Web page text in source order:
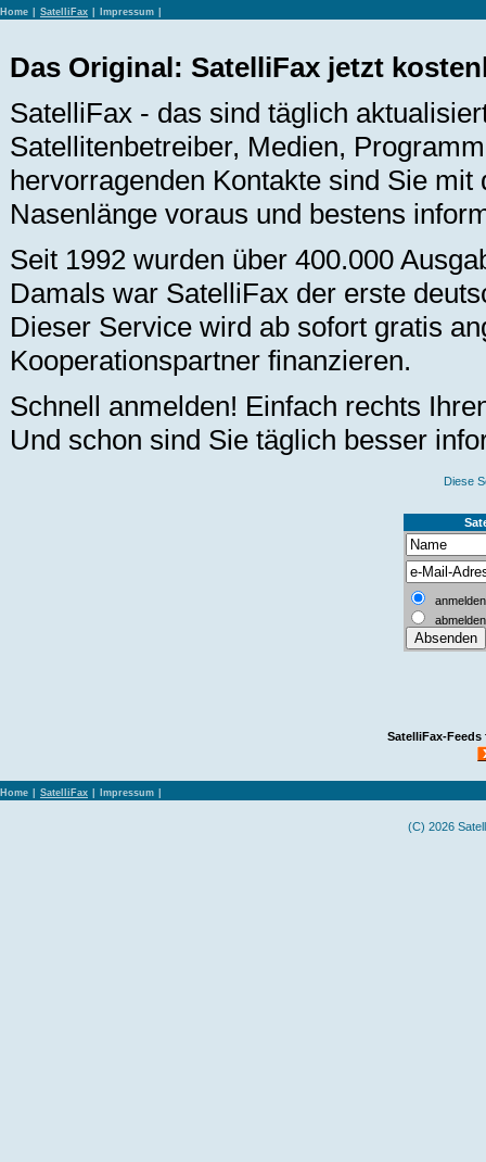
Home SatelliFax Impressum
Das Original: SatelliFax jetzt
SatelliFax - das sind täglich
Satellitenbetreiber, Medien,
hervorragenden Kontakte sind Sie
Nasenlänge voraus und bestens
Seit 1992 wurden über 400.000
Damals war SatelliFax der erste
Dieser Service wird ab sofort gratis
Kooperationspartner finanzieren.
Schnell anmelden! Einfach rechts
Und schon sind Sie täglich besser
Diese S
anmelden
abmelden
SatelliFax-Feeds
Home SatelliFax Impressum
(C) 2026